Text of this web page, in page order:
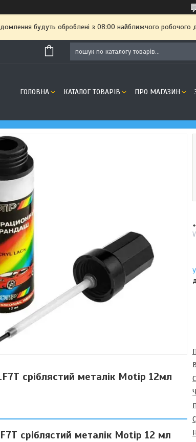
будуть оброблені з 08:00 найближчого робочого
ГОЛОВНА КАТАЛОГ ТОВАРІВ ПРО МАГАЗИН
сріблястий металік Motip 12мл
сріблястий металік Motip 12 мл